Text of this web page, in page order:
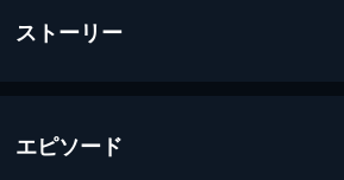
ストーリー
エピソード